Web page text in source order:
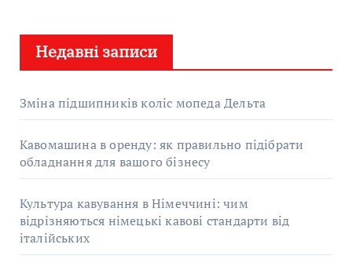
:
Недавні записи
Зміна підшипників коліс мопеда Дельта
Кавомашина в оренду: як правильно підібрати
обладнання для вашого бізнесу
Культура кавування в Німеччині: чим
відрізняються німецькі кавові стандарти від
італійських